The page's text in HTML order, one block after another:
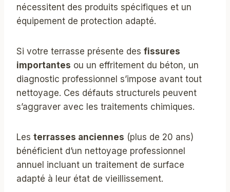
nécessitent des produits spécifiques et un
équipement de protection adapté.
Si votre terrasse présente des fissures
importantes ou un effritement du béton, un
diagnostic professionnel s’impose avant tout
nettoyage. Ces défauts structurels peuvent
s’aggraver avec les traitements chimiques.
Les terrasses anciennes (plus de 20 ans)
bénéficient d’un nettoyage professionnel
annuel incluant un traitement de surface
adapté à leur état de vieillissement.